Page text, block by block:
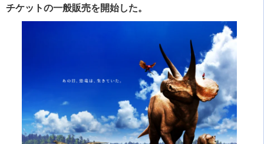
チケットの一般販売を開始した。